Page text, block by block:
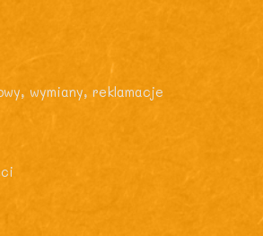
wymiany, reklamacje